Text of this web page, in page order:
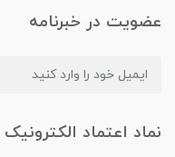
عضویت در خبرنامه
نماد اعتماد الکترونیک